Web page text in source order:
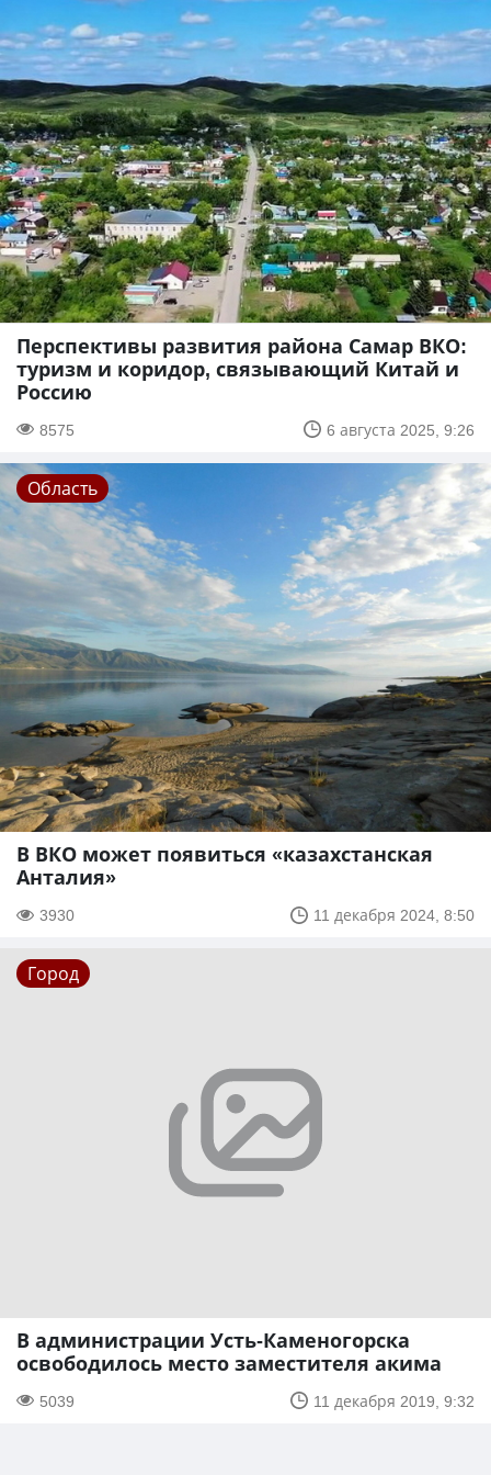
Перспективы развития района Самар ВКО:
туризм и коридор, связывающий Китай и
Россию
8575 6 августа 2025, 9:26
Область
В ВКО может появиться «казахстанская
Анталия»
3930 11 декабря 2024, 8:50
Город
В администрации Усть-Каменогорска
освободилось место заместителя акима
5039 11 декабря 2019, 9:32